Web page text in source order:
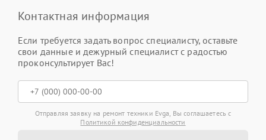
Контактная информация
Если требуется задать вопрос специалисту, оставьте
свои данные и дежурный специалист с радостью
проконсультирует Вас!
Отправляя заявку на ремонт техники Evga, Вы соглашаетесь с
Политикой конфиденциальности